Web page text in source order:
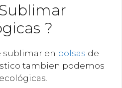
?
sublimar en bolsas de
tambien podemos